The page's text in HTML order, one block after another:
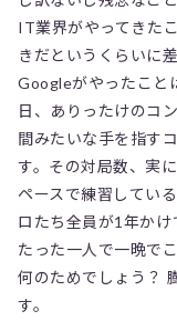
IT業界がやってきた
きだというくらいに
Googleがやったこと
日、ありったけのコ
間みたいな手を指す
す。その対局数、実
ペースで練習してい
ロたち全員が1年か
たった一人で一晩で
何のためでしょう？
す。